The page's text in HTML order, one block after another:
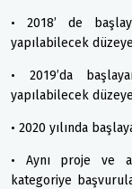
• 2018’ de
yapılabilecek
• 2019’da
yapılabilecek
• 2020 yılında
• Aynı proje ve
kategoriye